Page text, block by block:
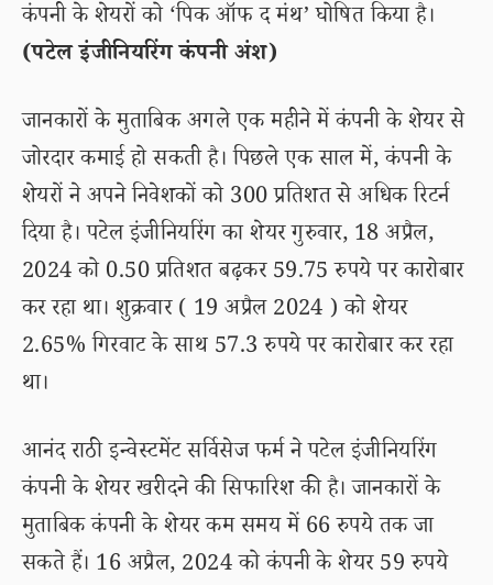
कंपनी के शेयरों को ‘पिक ऑफ द मंथ’ घोषित किया है।
(पटेल इंजीनियरिंग कंपनी अंश)
जानकारों के मुताबिक अगले एक महीने में कंपनी के शेयर से
जोरदार कमाई हो सकती है। पिछले एक साल में, कंपनी के
शेयरों ने अपने निवेशकों को 300 प्रतिशत से अधिक रिटर्न
दिया है। पटेल इंजीनियरिंग का शेयर गुरुवार, 18 अप्रैल,
2024 को 0.50 प्रतिशत बढ़कर 59.75 रुपये पर कारोबार
कर रहा था। शुक्रवार ( 19 अप्रैल 2024 ) को शेयर
2.65% गिरवाट के साथ 57.3 रुपये पर कारोबार कर रहा
था।
आनंद राठी इन्वेस्टमेंट सर्विसेज फर्म ने पटेल इंजीनियरिंग
कंपनी के शेयर खरीदने की सिफारिश की है। जानकारों के
मुताबिक कंपनी के शेयर कम समय में 66 रुपये तक जा
सकते हैं। 16 अप्रैल, 2024 को कंपनी के शेयर 59 रुपये